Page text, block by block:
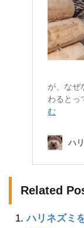
Related
ハリネズミ